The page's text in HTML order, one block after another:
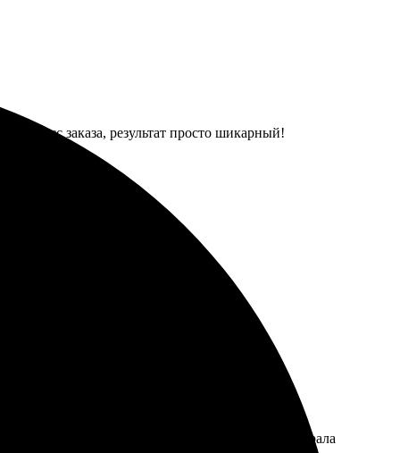
заказа, результат просто шикарный!
Оплатила через сайт, и в течение пару дней забрала